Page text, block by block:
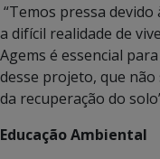
“Temos pressa
a difícil realidade de
Agems é essencial
desse projeto, que
da recuperação do
Educação Ambiental